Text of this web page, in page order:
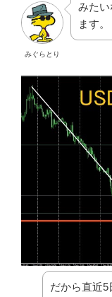
みぐらとり
みた
ます。
だから直近5